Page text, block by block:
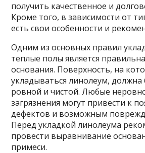
получить качественное и
Кроме того, в зависимости от
есть свои особенности и
Одним из основных правил
теплые полы является
основания. Поверхность, на
укладываться линолеум,
ровной и чистой. Любые
загрязнения могут привести к
дефектов и возможным
Перед укладкой линолеума
провести выравнивание
примеси.